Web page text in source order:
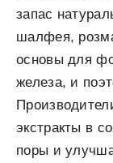
запас
шалфея,
основы для
железа, и
экстракты в
поры и